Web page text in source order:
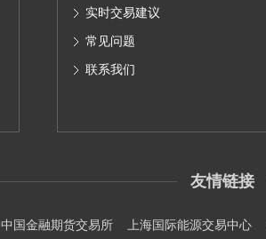
实时交易建议
常见问题
联系我们
友情链接
中国金融期货交易所 上海国际能源交易中心